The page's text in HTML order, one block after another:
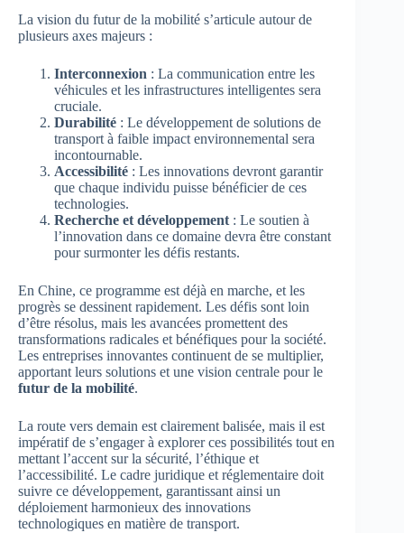
La vision du futur de la mobilité s’articule autour de
plusieurs axes majeurs :
Interconnexion : La communication entre les
véhicules et les infrastructures intelligentes sera
cruciale.
Durabilité : Le développement de solutions de
transport à faible impact environnemental sera
incontournable.
Accessibilité : Les innovations devront garantir
que chaque individu puisse bénéficier de ces
technologies.
Recherche et développement : Le soutien à
l’innovation dans ce domaine devra être constant
pour surmonter les défis restants.
En Chine, ce programme est déjà en marche, et les
progrès se dessinent rapidement. Les défis sont loin
d’être résolus, mais les avancées promettent des
transformations radicales et bénéfiques pour la société.
Les entreprises innovantes continuent de se multiplier,
apportant leurs solutions et une vision centrale pour le
futur de la mobilité.
La route vers demain est clairement balisée, mais il est
impératif de s’engager à explorer ces possibilités tout en
mettant l’accent sur la sécurité, l’éthique et
l’accessibilité. Le cadre juridique et réglementaire doit
suivre ce développement, garantissant ainsi un
déploiement harmonieux des innovations
technologiques en matière de transport.